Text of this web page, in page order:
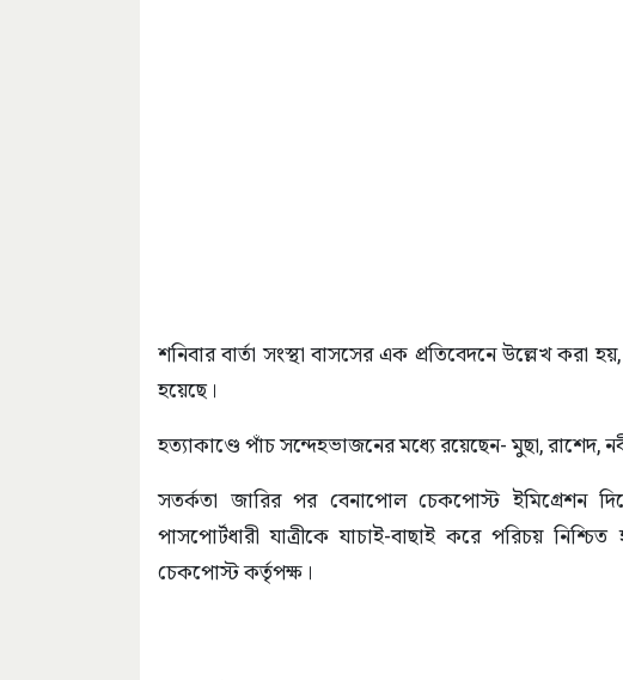
শনিবার বার্তা সংস্থা বাসসের এক প্রতিবেদনে উল্লেখ করা
হয়েছে।
হত্যাকাণ্ডে পাঁচ সন্দেহভাজনের মধ্যে রয়েছেন- মুছা, রাশেদ,
সতর্কতা জারির পর বেনাপোল চেকপোস্ট ইমিগ্রেশন
পাসপোর্টধারী যাত্রীকে যাচাই-বাছাই করে পরিচয়
চেকপোস্ট কর্তৃপক্ষ।